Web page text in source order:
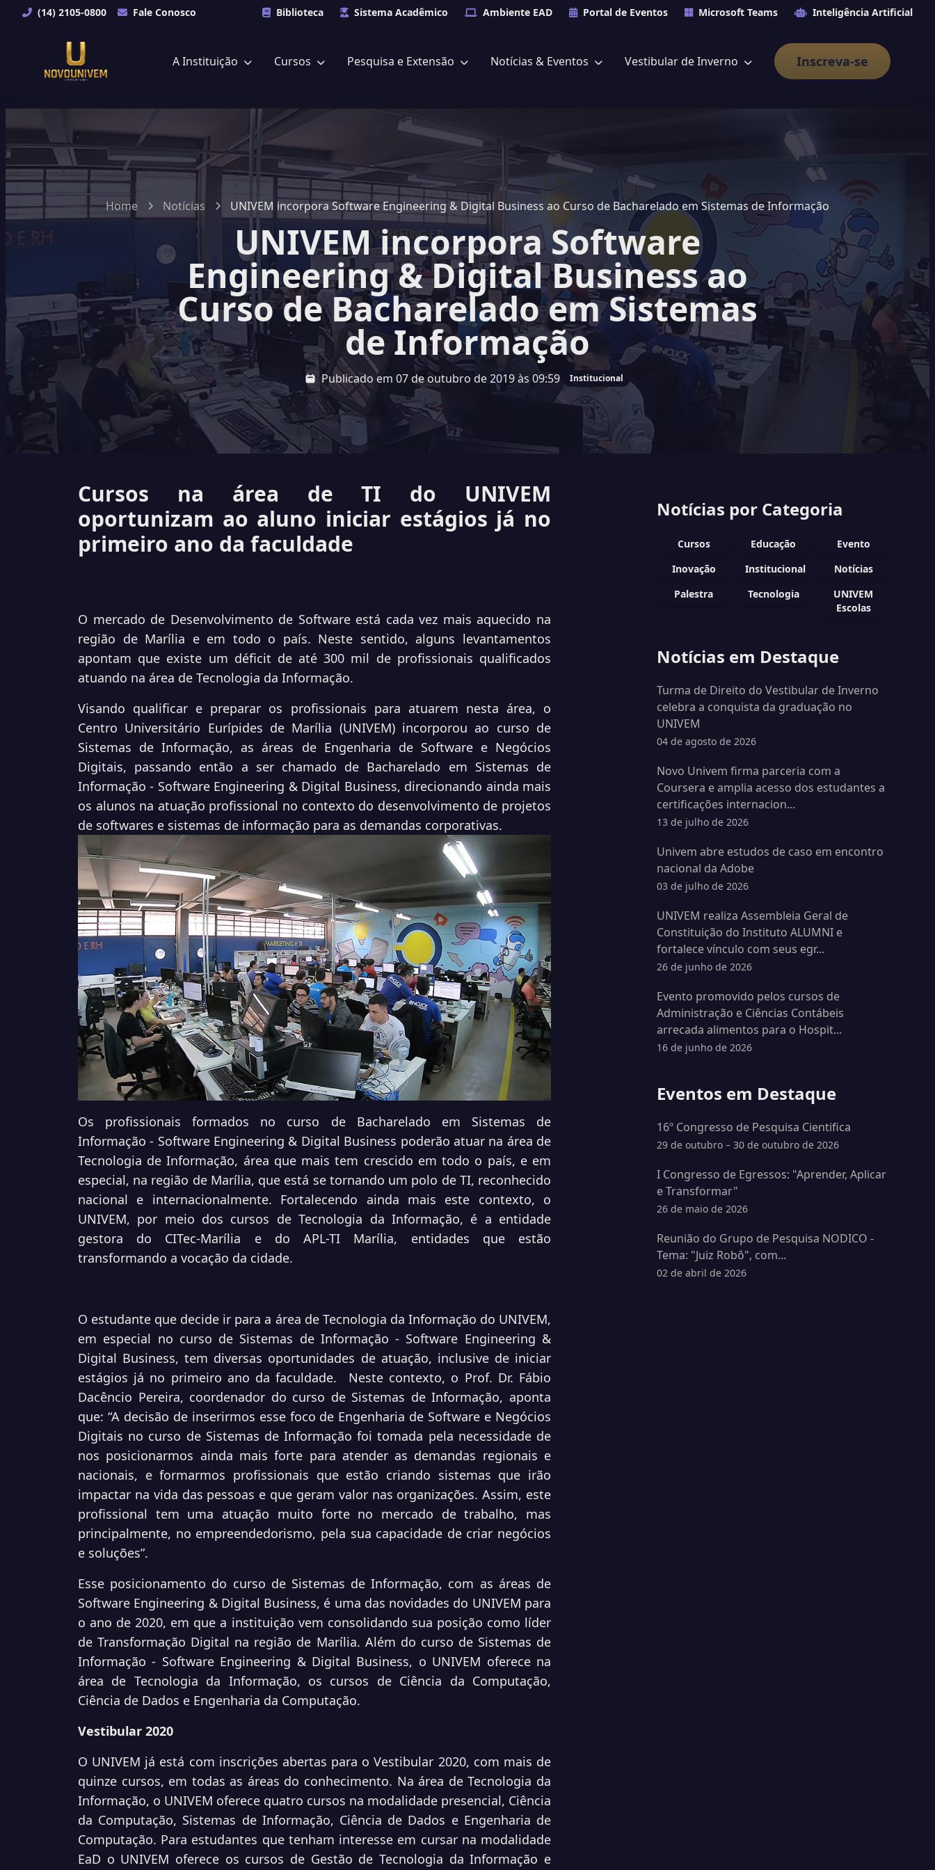
(14) 2105-0800 Fale Conosco Biblioteca Sistema Acadêmico Ambiente EAD Portal de Eventos Microsoft Teams Inteligência Artificial
A Instituição Cursos Pesquisa e Extensão Notícias & Eventos Vestibular de Inverno Inscreva-se
Home Notícias UNIVEM incorpora Software Engineering & Digital Business ao Curso de Bacharelado em Sistemas de Informação
UNIVEM incorpora Software
Engineering & Digital Business ao
Curso de Bacharelado em Sistemas
de Informação
Publicado em 07 de outubro de 2019 às 09:59 Institucional
Cursos na área de TI do UNIVEM
oportunizam ao aluno iniciar estágios já no
primeiro ano da faculdade
O mercado de Desenvolvimento de Software está cada vez mais aquecido na
região de Marília e em todo o país. Neste sentido, alguns levantamentos
apontam que existe um déficit de até 300 mil de profissionais qualificados
atuando na área de Tecnologia da Informação.
Visando qualificar e preparar os profissionais para atuarem nesta área, o
Centro Universitário Eurípides de Marília (UNIVEM) incorporou ao curso de
Sistemas de Informação, as áreas de Engenharia de Software e Negócios
Digitais, passando então a ser chamado de Bacharelado em Sistemas de
Informação - Software Engineering & Digital Business, direcionando ainda mais
os alunos na atuação profissional no contexto do desenvolvimento de projetos
de softwares e sistemas de informação para as demandas corporativas.
Os profissionais formados no curso de Bacharelado em Sistemas de
Informação - Software Engineering & Digital Business poderão atuar na área de
Tecnologia de Informação, área que mais tem crescido em todo o país, e em
especial, na região de Marília, que está se tornando um polo de TI, reconhecido
nacional e internacionalmente. Fortalecendo ainda mais este contexto, o
UNIVEM, por meio dos cursos de Tecnologia da Informação, é a entidade
gestora do CITec-Marília e do APL-TI Marília, entidades que estão
transformando a vocação da cidade.
O estudante que decide ir para a área de Tecnologia da Informação do UNIVEM,
em especial no curso de Sistemas de Informação - Software Engineering &
Digital Business, tem diversas oportunidades de atuação, inclusive de iniciar
estágios já no primeiro ano da faculdade. Neste contexto, o Prof. Dr. Fábio
Dacêncio Pereira, coordenador do curso de Sistemas de Informação, aponta
que: “A decisão de inserirmos esse foco de Engenharia de Software e Negócios
Digitais no curso de Sistemas de Informação foi tomada pela necessidade de
nos posicionarmos ainda mais forte para atender as demandas regionais e
nacionais, e formarmos profissionais que estão criando sistemas que irão
impactar na vida das pessoas e que geram valor nas organizações. Assim, este
profissional tem uma atuação muito forte no mercado de trabalho, mas
principalmente, no empreendedorismo, pela sua capacidade de criar negócios
e soluções”.
Esse posicionamento do curso de Sistemas de Informação, com as áreas de
Software Engineering & Digital Business, é uma das novidades do UNIVEM para
o ano de 2020, em que a instituição vem consolidando sua posição como líder
de Transformação Digital na região de Marília. Além do curso de Sistemas de
Informação - Software Engineering & Digital Business, o UNIVEM oferece na
área de Tecnologia da Informação, os cursos de Ciência da Computação,
Ciência de Dados e Engenharia da Computação.
Vestibular 2020
O UNIVEM já está com inscrições abertas para o Vestibular 2020, com mais de
quinze cursos, em todas as áreas do conhecimento. Na área de Tecnologia da
Informação, o UNIVEM oferece quatro cursos na modalidade presencial, Ciência
da Computação, Sistemas de Informação, Ciência de Dados e Engenharia de
Computação. Para estudantes que tenham interesse em cursar na modalidade
EaD o UNIVEM oferece os cursos de Gestão de Tecnologia da Informação e
Notícias por Categoria
Cursos Educação
Evento
Inovação
Institucional
Notícias
Palestra
Tecnologia
UNIVEM
Escolas
Notícias em Destaque
Turma de Direito do Vestibular de Inverno
celebra a conquista da graduação no
UNIVEM
04 de agosto de 2026
Novo Univem firma parceria com a
Coursera e amplia acesso dos estudantes a
certificações internacion...
13 de julho de 2026
Univem abre estudos de caso em encontro
nacional da Adobe
03 de julho de 2026
UNIVEM realiza Assembleia Geral de
Constituição do Instituto ALUMNI e
fortalece vínculo com seus egr...
26 de junho de 2026
Evento promovido pelos cursos de
Administração e Ciências Contábeis
arrecada alimentos para o Hospit...
16 de junho de 2026
Eventos em Destaque
16º Congresso de Pesquisa Cientifica
29 de outubro – 30 de outubro de 2026
I Congresso de Egressos: "Aprender, Aplicar
e Transformar"
26 de maio de 2026
Reunião do Grupo de Pesquisa NODICO -
Tema: "Juiz Robô", com...
02 de abril de 2026